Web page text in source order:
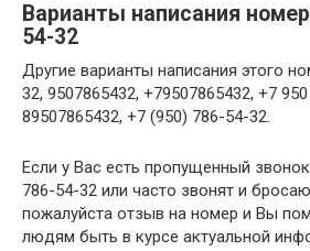
Варианты написания
54-32
Другие варианты написания этого
32, 9507865432, +79507865432, +7
89507865432, +7 (950) 786-54-32.
Если у Вас есть пропущенный
786-54-32 или часто звонят и
пожалуйста отзыв на номер и Вы
людям быть в курсе актуальной